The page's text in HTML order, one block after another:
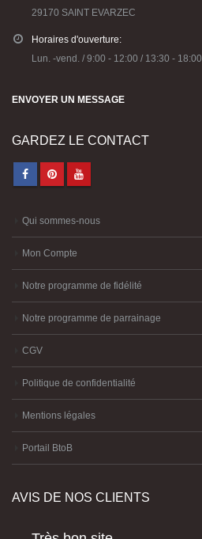
29170 SAINT EVARZEC
Horaires d'ouverture:
Lun. -vend. / 9:00 - 12:00 / 13:30 - 18:00
ENVOYER UN MESSAGE
GARDEZ LE CONTACT
Qui sommes-nous
Mon Compte
Notre programme de fidélité
Notre programme de parrainage
CGV
Politique de confidentialité
Mentions légales
Portail BtoB
AVIS DE NOS CLIENTS